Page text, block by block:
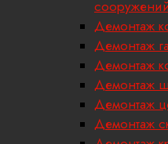
Демонтаж
Демонтаж
Демонтаж
Демонтаж
Демонтаж
Демонтаж